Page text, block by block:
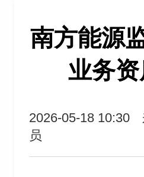
南方能源
业务
2026-05-18 10:30
员